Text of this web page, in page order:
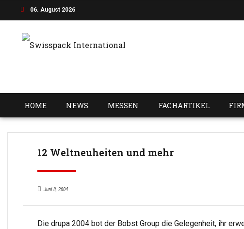
06. August 2026
HOME NEWS MESSEN FACHARTIKEL
12 Weltneuheiten und mehr
Juni 8, 2004
Die drupa 2004 bot der Bobst Group die Gelegenheit, ihr